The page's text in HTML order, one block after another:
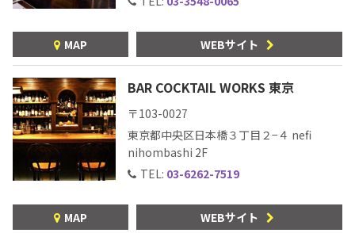
MAP WEBサイト
BAR COCKTAIL WORKS 東京
〒103-0027
東京都中央区日本橋３丁目２−４ nefi
nihombashi 2F
TEL: 03-6262-7519
MAP WEBサイト